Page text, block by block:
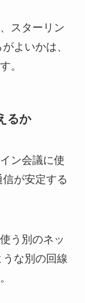
スターリン
よいかは、
。
るか
ン会議に使
が安定する
う別のネッ
うな別の回線